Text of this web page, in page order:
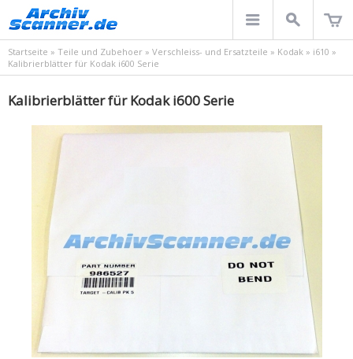
Startseite » Teile und Zubehoer » Verschleiss- und Ersatzteile » Kodak » i610 »
Kalibrierblätter für Kodak i600 Serie
Kalibrierblätter für Kodak i600 Serie